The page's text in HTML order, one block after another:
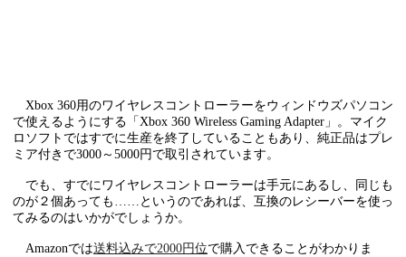
Xbox 360用のワイヤレスコントローラーをウィンドウズパソコン
で使えるようにする「Xbox 360 Wireless Gaming Adapter」。マイク
ロソフトではすでに生産を終了していることもあり、純正品はプレ
ミア付きで3000～5000円で取引されています。
でも、すでにワイヤレスコントローラーは手元にあるし、同じも
のが２個あっても……というのであれば、互換のレシーバーを使っ
てみるのはいかがでしょうか。
Amazonでは送料込みで2000円位で購入できることがわかりま